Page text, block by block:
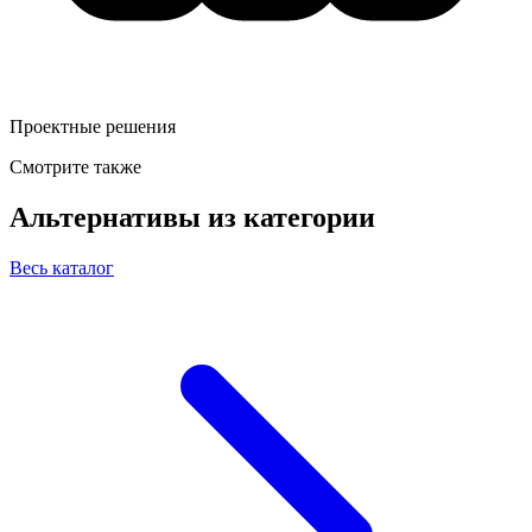
Проектные решения
Смотрите также
Альтернативы из категории
Весь каталог